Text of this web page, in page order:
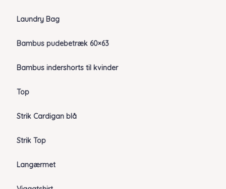
Laundry Bag
Bambus pudebetræk 60×63
Bambus indershorts til kvinder
Top
Strik Cardigan blå
Strik Top
Langærmet